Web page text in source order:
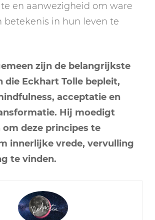
en aanwezigheid om ware
betekenis in hun leven te
zijn de belangrijkste
die Eckhart Tolle bepleit,
acceptatie en
Hij moedigt
om deze principes te
innerlijke vrede, vervulling
te vinden.